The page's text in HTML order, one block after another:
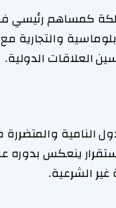
كمساهم رئيسي
العلاقات الدولية.
والمتضررة
ينعكس بدوره
غير الشرعية.